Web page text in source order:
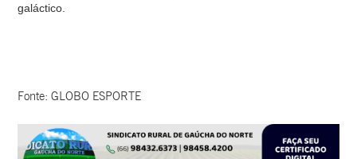
galáctico.
Fonte: GLOBO ESPORTE